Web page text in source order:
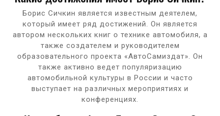
Борис Сичкин является известным деятелем,
который имеет ряд достижений. Он является
автором нескольких книг о технике автомобиля, а
также создателем и руководителем
образовательного проекта «АвтоСамиздат». Он
также активно ведет популяризацию
автомобильной культуры в России и часто
выступает на различных мероприятиях и
конференциях.